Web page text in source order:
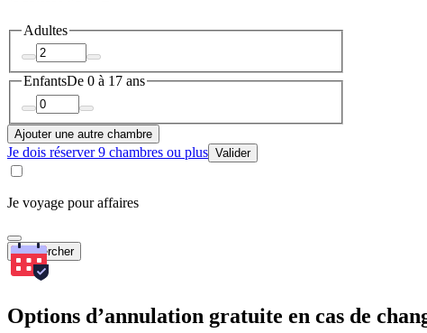
Adultes
EnfantsDe 0 à 17 ans
Ajouter une autre chambre
Je dois réserver 9 chambres ou plus Valider
Je voyage pour affaires
Rechercher
Options d’annulation gratuite en cas de